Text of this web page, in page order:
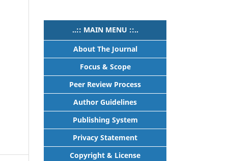
..:: MAIN MENU ::..
About The Journal
Focus & Scope
Peer Review Process
Author Guidelines
Publishing System
Privacy Statement
Copyright & License